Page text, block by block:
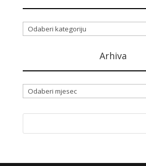
Kategorije
Arhiva
Arhiva